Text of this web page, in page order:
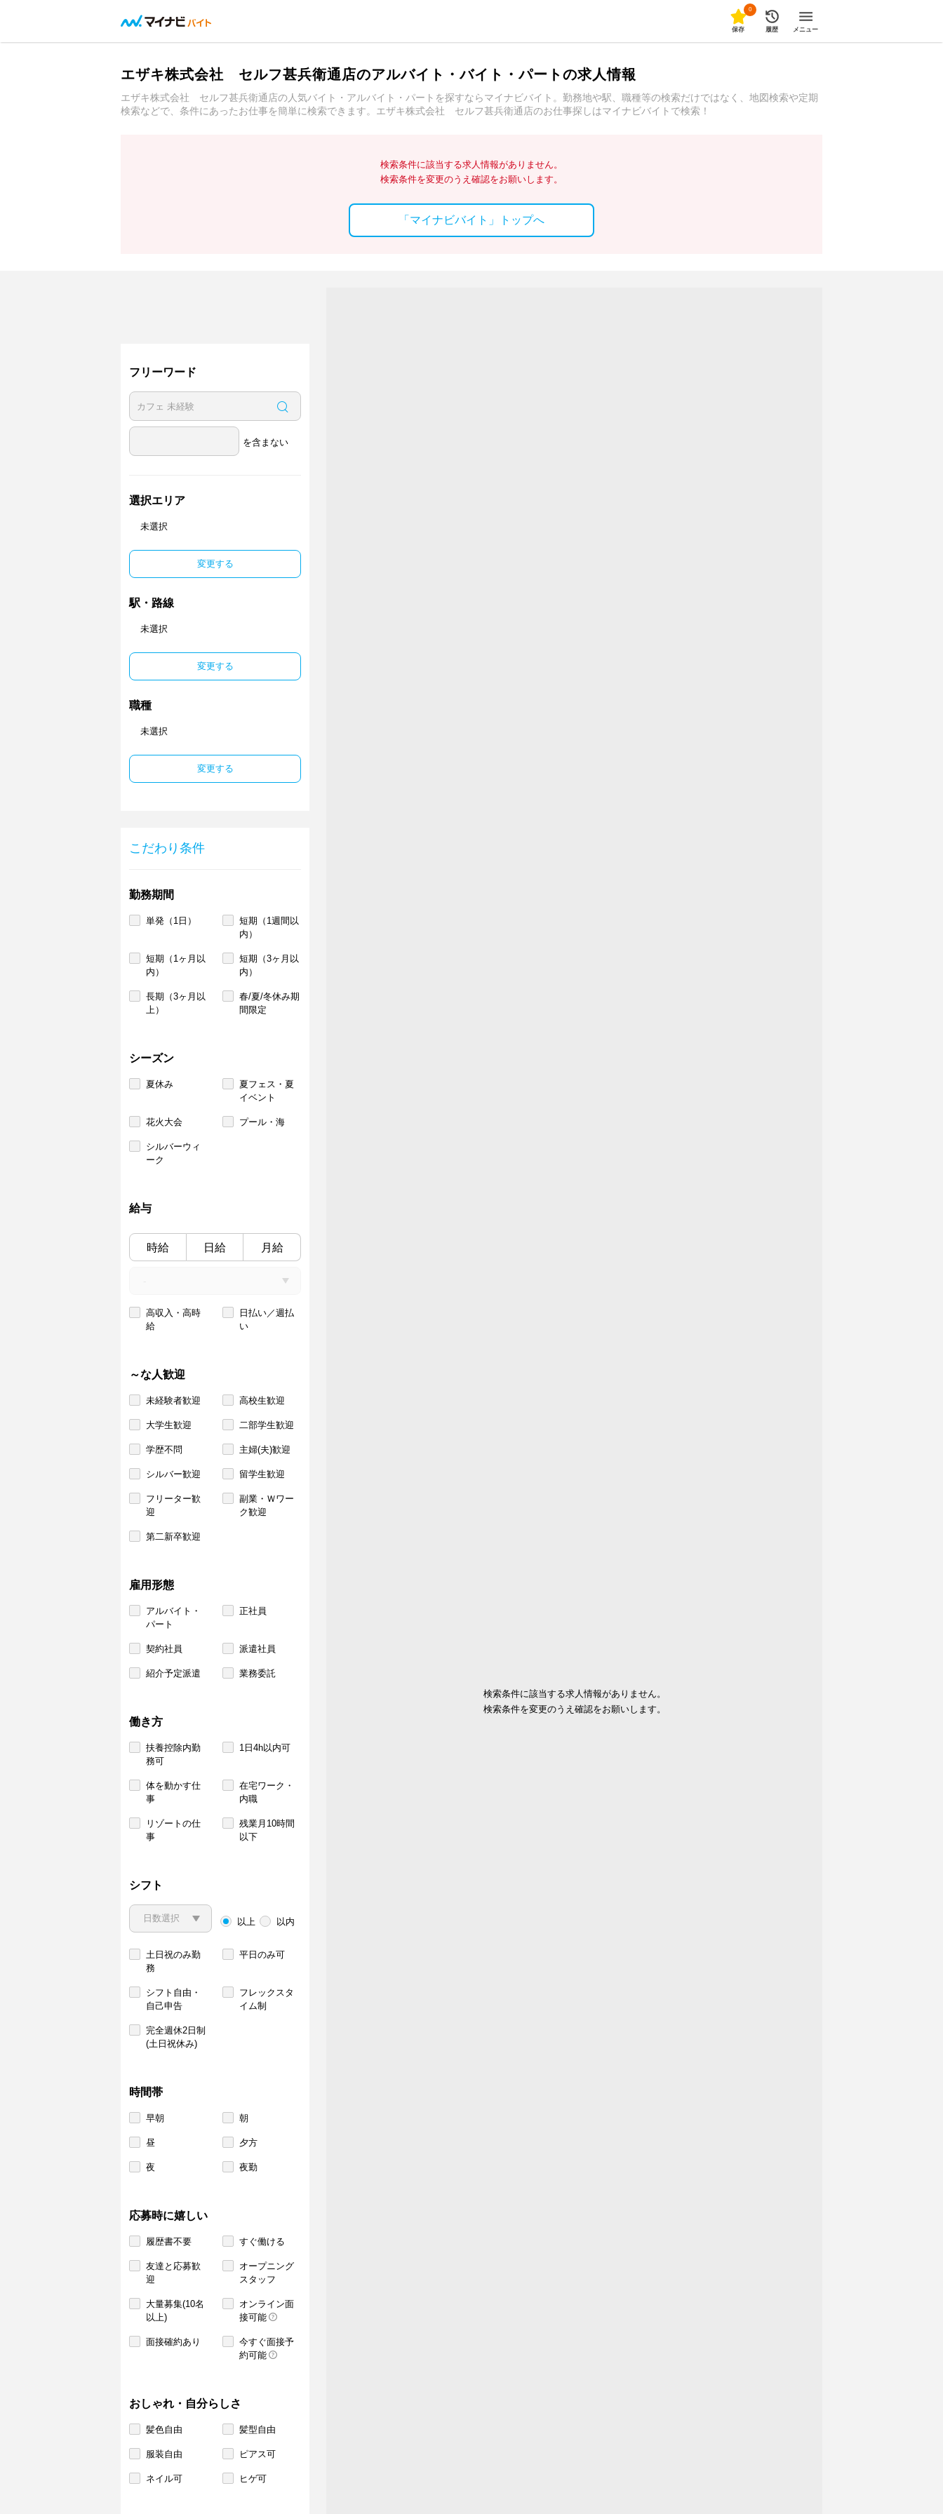
0
保存 履歴 メニュー
エザキ株式会社 セルフ甚兵衛通店のアルバイト・バイト・パートの求人情報
エザキ株式会社 セルフ甚兵衛通店の人気バイト・アルバイト・パートを探すならマイナビバイト。勤務地や駅、職種等の検索だけではなく、地図検索や定期
検索などで、条件にあったお仕事を簡単に検索できます。エザキ株式会社 セルフ甚兵衛通店のお仕事探しはマイナビバイトで検索！
検索条件に該当する求人情報がありません。
検索条件を変更のうえ確認をお願いします。
「マイナビバイト」トップへ
フリーワード
を含まない
選択エリア
未選択
変更する
駅・路線
未選択
変更する
職種
未選択
変更する
こだわり条件
勤務期間
単発（1日）
短期（1週間以
内）
短期（1ヶ月以
内）
短期（3ヶ月以
内）
長期（3ヶ月以
上）
春/夏/冬休み期
間限定
シーズン
夏休み
夏フェス・夏
イベント
花火大会 プール・海
シルバーウィ
ーク
給与
時給 日給 月給
高収入・高時
給
日払い／週払
い
～な人歓迎
未経験者歓迎 高校生歓迎
大学生歓迎 二部学生歓迎
学歴不問 主婦(夫)歓迎
シルバー歓迎 留学生歓迎
フリーター歓
迎
副業・Ｗワー
ク歓迎
第二新卒歓迎
雇用形態
アルバイト・
パート
正社員
契約社員 派遣社員
紹介予定派遣 業務委託
働き方
扶養控除内勤
務可
1日4h以内可
体を動かす仕
事
在宅ワーク・
内職
リゾートの仕
事
残業月10時間
以下
シフト
以上 以内
土日祝のみ勤
務
平日のみ可
シフト自由・
自己申告
フレックスタ
イム制
完全週休2日制
(土日祝休み)
時間帯
早朝 朝
昼 夕方
夜 夜勤
応募時に嬉しい
履歴書不要 すぐ働ける
友達と応募歓
迎
オープニング
スタッフ
大量募集(10名
以上)
オンライン面
接可能
面接確約あり
今すぐ面接予
約可能
おしゃれ・自分らしさ
髪色自由 髪型自由
服装自由 ピアス可
ネイル可 ヒゲ可
検索条件に該当する求人情報がありません。
検索条件を変更のうえ確認をお願いします。